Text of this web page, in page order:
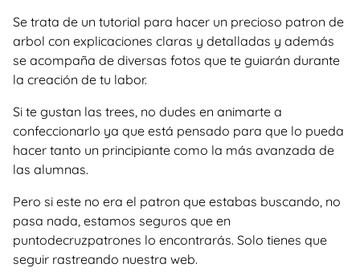
Se trata de un tutorial para hacer un precioso patron de
arbol con explicaciones claras y detalladas y además
se acompaña de diversas fotos que te guiarán durante
la creación de tu labor.
Si te gustan las trees, no dudes en animarte a
confeccionarlo ya que está pensado para que lo pueda
hacer tanto un principiante como la más avanzada de
las alumnas.
Pero si este no era el patron que estabas buscando, no
pasa nada, estamos seguros que en
puntodecruzpatrones lo encontrarás. Solo tienes que
seguir rastreando nuestra web.